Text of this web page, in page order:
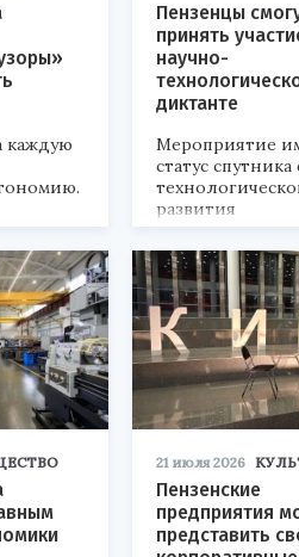
каждую
Пензенцы
принять
научно-
диктанте
Мероприятие
статус
развития
«Технопром-
21 июля 2026
Пензенские
предприятия
представить